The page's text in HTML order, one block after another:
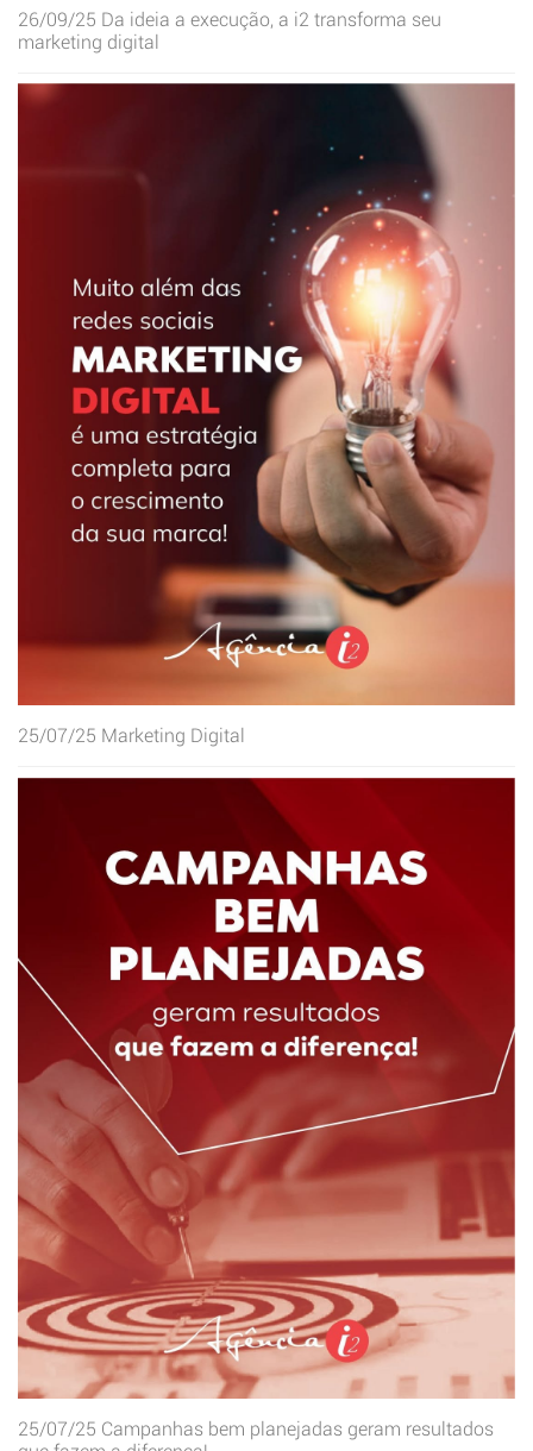
26/09/25 Da ideia a execução, a i2 transforma seu
marketing digital
25/07/25 Marketing Digital
25/07/25 Campanhas bem planejadas geram resultados